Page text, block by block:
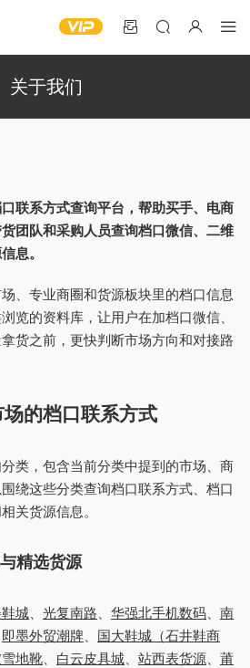
关于我们
联系方式查询平台，帮助买手、电商
团队和采购人员查询档口微信、二维
息。
、专业商圈和货源板块里的档口信息
览的资料库，让用户在加档口微信、
货之前，更快判断市场方向和对接路
的档口联系方式
类，包含当前分类中提到的市场、商
绕这些分类查询档口联系方式、档口
关货源信息。
精选货源
城、 光复南路、 华强北手机数码、 南
即墨外贸潮牌、 国大鞋城（石井鞋商
地靴、 白云皮具城、 站西表货源、 莆